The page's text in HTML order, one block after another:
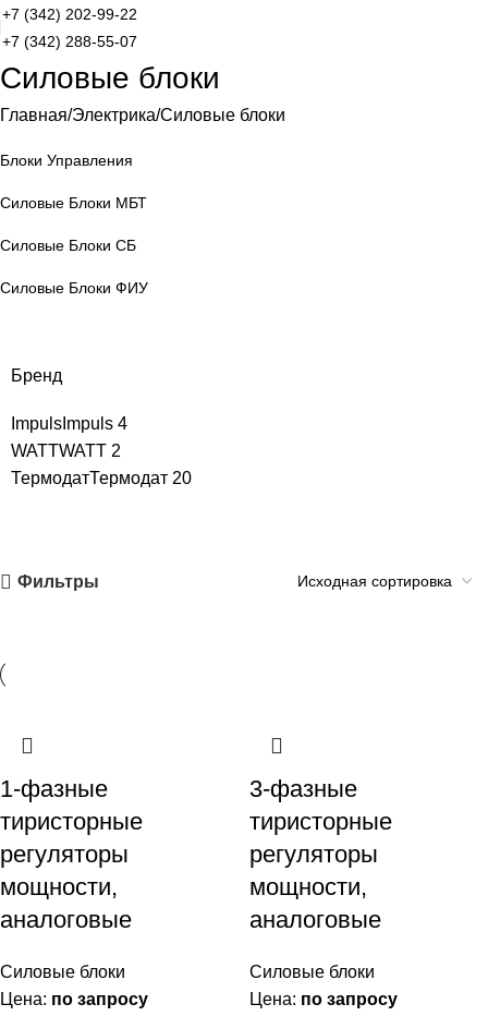
+7 (342) 202-99-22
+7 (342) 288-55-07
Силовые блоки
Главная Электрика Силовые блоки
Блоки Управления
Силовые Блоки МБТ
Силовые Блоки СБ
Силовые Блоки ФИУ
Бренд
Impuls Impuls 4
WATTWATT 2
ТермодатТермодат 20
Фильтры
1-фазные
тиристорные
регуляторы
мощности,
аналоговые
Силовые блоки
Цена: по запросу
3-фазные
тиристорные
регуляторы
мощности,
аналоговые
Силовые блоки
Цена: по запросу